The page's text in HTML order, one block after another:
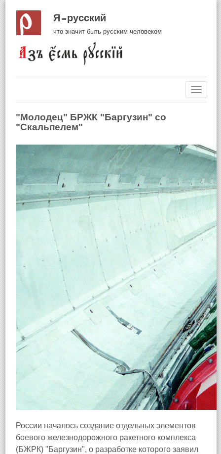
Я русский
что значит быть русским человеком
"Молодец" БРЖК "Баргузин" со
"Скальпелем"
России началось создание отдельных элементов
боевого железнодорожного ракетного комплекса
(БЖРК) "Баргузин", о разработке которого заявил